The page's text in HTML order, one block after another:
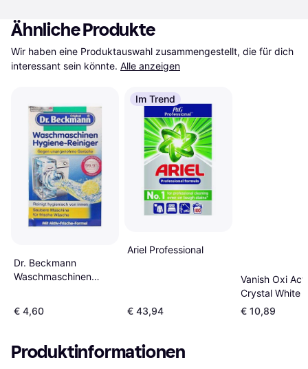
Ähnliche Produkte
Wir haben eine Produktauswahl zusammengestellt, die für dich
interessant sein könnte. Alle anzeigen
Dr. Beckmann
Waschmaschinen
Waschmaschinenreiniger
€ 4,60
Im Trend
Ariel Professional
€ 43,94
Vanish Oxi
Crystal White
€ 10,89
Produktinformationen